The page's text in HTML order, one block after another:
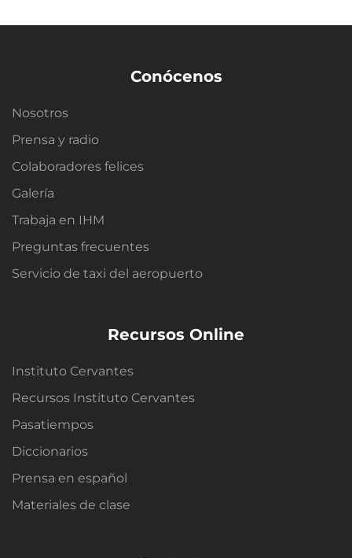
Conócenos
Nosotros
Prensa y radio
Colaboradores felices
Galería
Trabaja en IHM
Preguntas frecuentes
Servicio de taxi del aeropuerto
Recursos Online
Instituto Cervantes
Recursos Instituto Cervantes
Pasatiempos
Diccionarios
Prensa en español
Materiales de clase